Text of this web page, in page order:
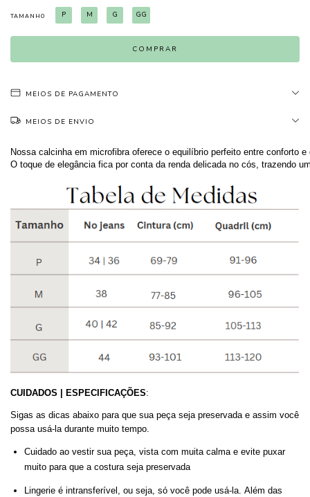
TAMANHO P M G GG
MEIOS DE PAGAMENTO
MEIOS DE ENVIO
Nossa calcinha em microfibra oferece o equilíbrio perfeito entre conforto
O toque de elegância fica por conta da renda delicada no cós, trazendo
CUIDADOS | ESPECIFICAÇÕES:
Sigas as dicas abaixo para que sua peça seja preservada e assim você
possa usá-la durante muito tempo.
Cuidado ao vestir sua peça, vista com muita calma e evite puxar
muito para que a costura seja preservada
Lingerie é intransferível, ou seja, só você pode usá-la. Além das